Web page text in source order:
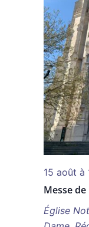
Messe de
15 août à
Église